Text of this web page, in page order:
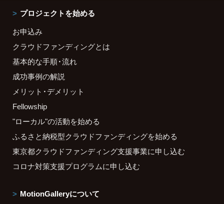
プロジェクトを始める
お申込み
クラウドファンディングとは
基本的な手順・流れ
成功事例の解説
メリット・デメリット
Fellowship
"ローカル"の活動を始める
ふるさと納税型クラウドファンディングを始める
東京都クラウドファンディング支援事業に申し込む
コロナ対策支援プログラムに申し込む
MotionGalleryについて